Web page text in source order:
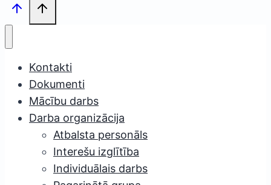
Kontakti
Dokumenti
Mācību darbs
Darba organizācija
Atbalsta personāls
Interešu izglītība
Individuālais darbs